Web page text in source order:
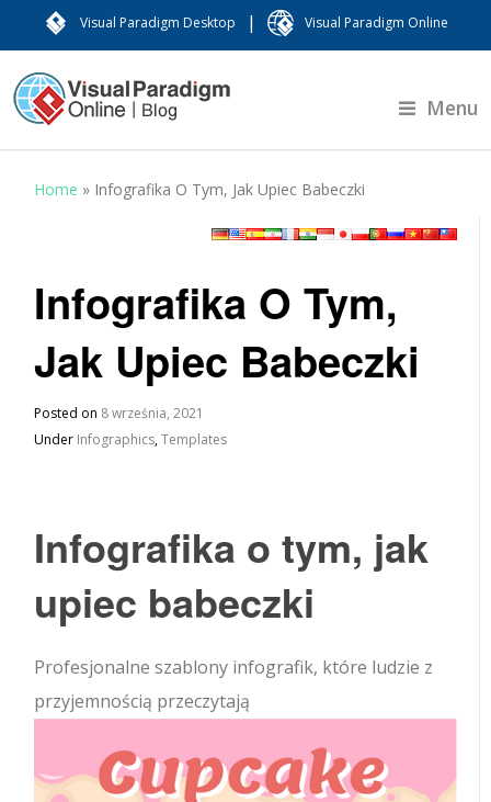
Visual Paradigm Desktop | Visual Paradigm Online
Menu
Home » Infografika O Tym, Jak Upiec Babeczki
Infografika O Tym,
Jak Upiec Babeczki
Posted on 8 września, 2021
Under Infographics,Templates
Infografika o tym, jak
upiec babeczki
Profesjonalne szablony infografik, które ludzie z
przyjemnością przeczytają